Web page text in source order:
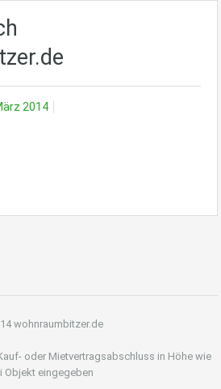
2014
wohnraumbitzer.de
oder Mietvertragsabschluss in Höhe wie
Objekt eingegeben